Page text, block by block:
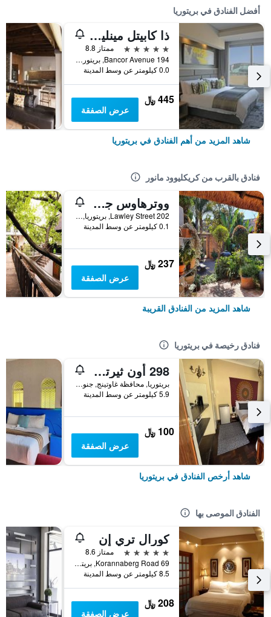
أفضل الفنادق في بريتوريا
ذا كابيتل مينلين مين
5 نجوم
ممتاز 8.8
194 Bancor Avenue, بريتوريا, محافظة غاوتينج, جنوب أفريقيا
0.0 كيلومتر عن وسط المدينة
445 ﷼
عرض الصفقة
شاهد المزيد من أهم الفنادق في بريتوريا
فنادق بالقرب من كريكليوود مانور
ووترهاوس جست لودجز 202 لولي ستريت
202 Lawley Street, بريتوريا, محافظة غاوتينج, جنوب أفريقيا
0.1 كيلومتر عن وسط المدينة
237 ﷼
عرض الصفقة
شاهد المزيد من الفنادق القريبة
فنادق رخيصة في بريتوريا
298 أون ثيرتي فورث
بريتوريا, محافظة غاوتينج, جنوب أفريقيا
5.9 كيلومتر عن وسط المدينة
100 ﷼
عرض الصفقة
شاهد أرخص الفنادق في بريتوريا
الفنادق الموصى بها
كورال تري إن
5 نجوم
ممتاز 8.6
69 Korannaberg Road, بريتوريا, محافظة غاوتينج, جنوب أفريقيا
8.5 كيلومتر عن وسط المدينة
208 ﷼
عرض الصفقة